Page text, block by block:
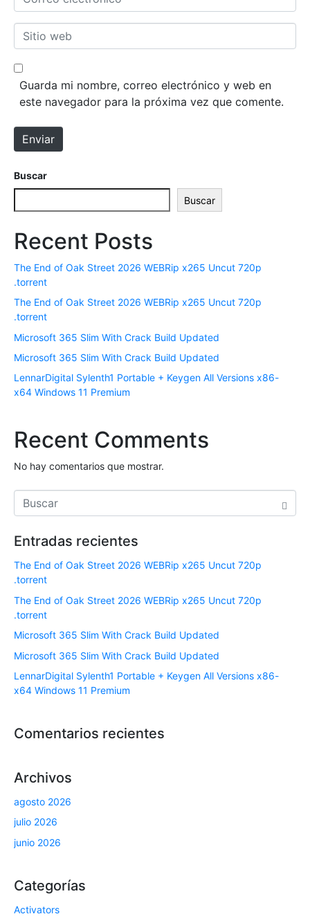
r
o
r
o
e
r
ó
n
c
*
i
t
e
b
Guarda mi nombre, correo electrónico y web en
este navegador para la próxima vez que comente.
Enviar
Buscar
Buscar
Recent Posts
The End of Oak Street 2026 WEBRip x265 Uncut 720p
.torrent
The End of Oak Street 2026 WEBRip x265 Uncut 720p
.torrent
Microsoft 365 Slim With Crack Build Updated
Microsoft 365 Slim With Crack Build Updated
LennarDigital Sylenth1 Portable + Keygen All Versions x86-
x64 Windows 11 Premium
Recent Comments
No hay comentarios que mostrar.
Entradas recientes
The End of Oak Street 2026 WEBRip x265 Uncut 720p
.torrent
The End of Oak Street 2026 WEBRip x265 Uncut 720p
.torrent
Microsoft 365 Slim With Crack Build Updated
Microsoft 365 Slim With Crack Build Updated
LennarDigital Sylenth1 Portable + Keygen All Versions x86-
x64 Windows 11 Premium
Comentarios recientes
Archivos
agosto 2026
julio 2026
junio 2026
Categorías
Activators